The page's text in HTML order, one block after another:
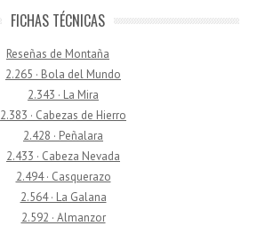
FICHAS TÉCNICAS
Reseñas de Montaña
2.265 · Bola del Mundo
2.343 · La Mira
2.383 · Cabezas de Hierro
2.428 · Peñalara
2.433 · Cabeza Nevada
2.494 · Casquerazo
2.564 · La Galana
2.592 · Almanzor